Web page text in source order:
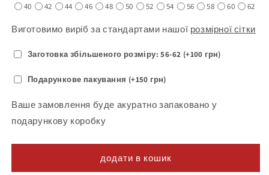
40
42 44 46 48 50 52 54 56 58 60 62
Виготовимо виріб за стандартами нашої розмірної сітки
Заготовка збільшеного розміру: 56-62 (+100 грн)
Подарункове пакування (+150 грн)
Ваше замовлення буде акуратно запаковано у
подарункову коробку
додати в кошик